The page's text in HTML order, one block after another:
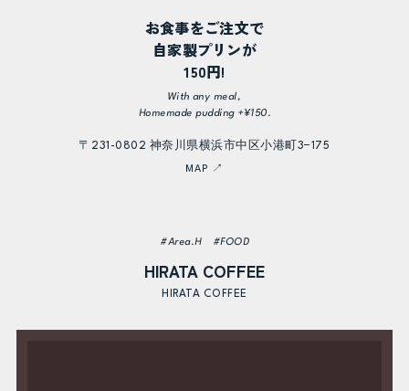
お食事をご注文で
自家製プリンが
150円!
With any meal,
Homemade pudding +¥150.
〒231-0802 神奈川県横浜市中区小港町3−175
MAP ↗
#Area.H #FOOD
HIRATA COFFEE
HIRATA COFFEE